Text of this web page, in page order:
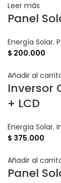
Leer más
Panel
Energía Solar,
$ 200.000
Añadir al
Inversor
+ LCD
Energía Solar,
$ 375.000
Añadir al
Panel